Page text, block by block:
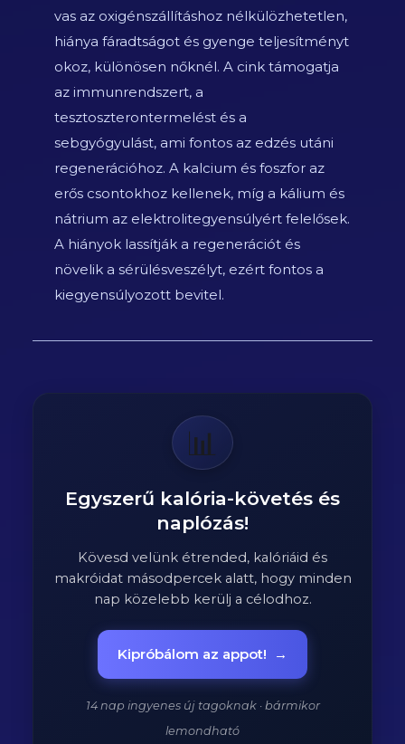
vas az oxigénszállításhoz nélkülözhetetlen,
hiánya fáradtságot és gyenge teljesítményt
okoz, különösen nőknél. A cink támogatja
az immunrendszert, a
tesztoszterontermelést és a
sebgyógyulást, ami fontos az edzés utáni
regenerációhoz. A kalcium és foszfor az
erős csontokhoz kellenek, míg a kálium és
nátrium az elektrolitegyensúlyért felelősek.
A hiányok lassítják a regenerációt és
növelik a sérülésveszélyt, ezért fontos a
kiegyensúlyozott bevitel.
📊
Egyszerű kalória-követés és
naplózás!
Kövesd velünk étrended, kalóriáid és
makróidat másodpercek alatt, hogy minden
nap közelebb kerülj a célodhoz.
Kipróbálom az appot! →
14 nap ingyenes új tagoknak · bármikor
lemondható